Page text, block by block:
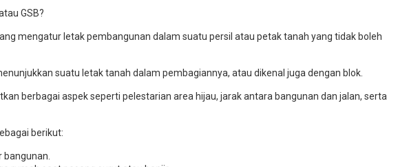
GSB?
mengatur letak pembangunan dalam suatu persil atau petak tanah yang tidak boleh
suatu letak tanah dalam pembagiannya, atau dikenal juga dengan blok.
berbagai aspek seperti pelestarian area hijau, jarak antara bangunan dan jalan, serta
berikut: